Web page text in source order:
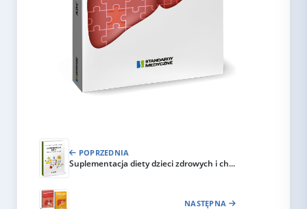
POPRZEDNIA
Suplementacja diety dzieci zdrowych i ch...
NASTĘPNA